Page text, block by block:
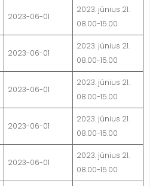
2023-06-01
2023. június 21.
08.00-15.00
2023-06-01
2023. június 21.
08.00-15.00
2023-06-01
2023. június 21.
08.00-15.00
2023-06-01
2023. június 21.
08.00-15.00
2023-06-01
2023. június 21.
08.00-15.00